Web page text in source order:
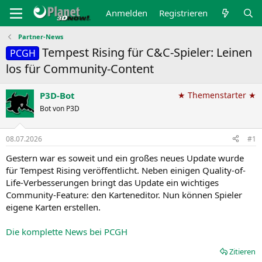
Anmelden Registrieren
Partner-News
PCGH Tempest Rising für C&C-Spieler: Leinen
los für Community-Content
P3D-Bot
Bot von P3D
★ Themenstarter ★
08.07.2026 #1
Gestern war es soweit und ein großes neues Update wurde
für Tempest Rising veröffentlicht. Neben einigen Quality-of-
Life-Verbesserungen bringt das Update ein wichtiges
Community-Feature: den Karteneditor. Nun können Spieler
eigene Karten erstellen.
Die komplette News bei PCGH
Zitieren